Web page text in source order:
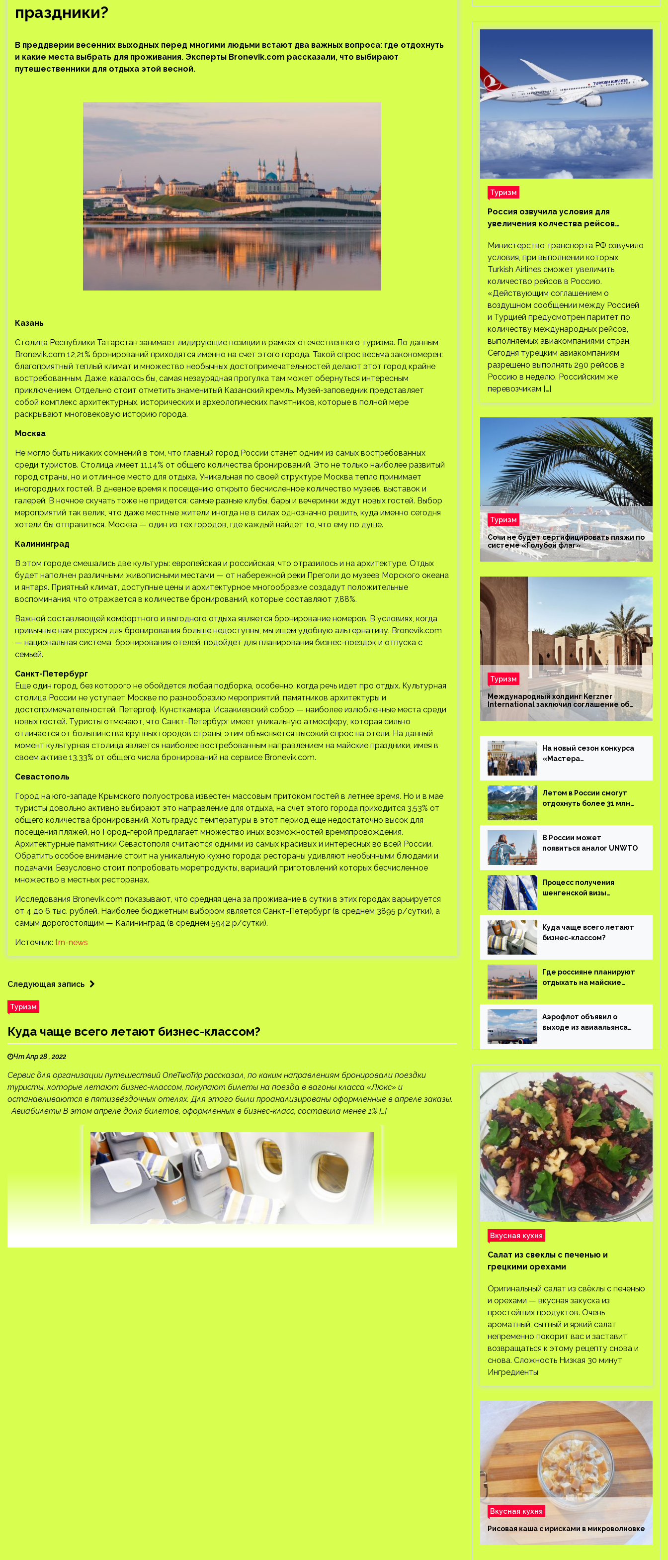
праздники?
В преддверии весенних выходных перед многими людьми встают два важных вопроса: где отдохнуть
и какие места выбрать для проживания. Эксперты Bronevik.com рассказали, что выбирают
путешественники для отдыха этой весной.
Казань
Столица Республики Татарстан занимает лидирующие позиции в рамках отечественного туризма. По данным
Bronevik.com 12,21% бронирований приходятся именно на счет этого города. Такой спрос весьма закономерен:
благоприятный теплый климат и множество необычных достопримечательностей делают этот город крайне
востребованным. Даже, казалось бы, самая незаурядная прогулка там может обернуться интересным
приключением. Отдельно стоит отметить знаменитый Казанский кремль. Музей-заповедник представляет
собой комплекс архитектурных, исторических и археологических памятников, которые в полной мере
раскрывают многовековую историю города.
Москва
Не могло быть никаких сомнений в том, что главный город России станет одним из самых востребованных
среди туристов. Столица имеет 11,14% от общего количества бронирований. Это не только наиболее развитый
город страны, но и отличное место для отдыха. Уникальная по своей структуре Москва тепло принимает
иногородних гостей. В дневное время к посещению открыто бесчисленное количество музеев, выставок и
галерей. В ночное скучать тоже не придется: самые разные клубы, бары и вечеринки ждут новых гостей. Выбор
мероприятий так велик, что даже местные жители иногда не в силах однозначно решить, куда именно сегодня
хотели бы отправиться. Москва — один из тех городов, где каждый найдет то, что ему по душе.
Калининград
В этом городе смешались две культуры: европейская и российская, что отразилось и на архитектуре. Отдых
будет наполнен различными живописными местами — от набережной реки Преголи до музеев Морского океана
и янтаря. Приятный климат, доступные цены и архитектурное многообразие создадут положительные
воспоминания, что отражается в количестве бронирований, которые составляют 7,88%.
Важной составляющей комфортного и выгодного отдыха является бронирование номеров. В условиях, когда
привычные нам ресурсы для бронирования больше недоступны, мы ищем удобную альтернативу. Bronevik.com
— национальная система бронирования отелей, подойдет для планирования бизнес-поездок и отпуска с
семьей.
Санкт-Петербург
Еще один город, без которого не обойдется любая подборка, особенно, когда речь идет про отдых. Культурная
столица России не уступает Москве по разнообразию мероприятий, памятников архитектуры и
достопримечательностей. Петергоф, Кунсткамера, Исаакиевский собор — наиболее излюбленные места среди
новых гостей. Туристы отмечают, что Санкт-Петербург имеет уникальную атмосферу, которая сильно
отличается от большинства крупных городов страны, этим объясняется высокий спрос на отели. На данный
момент культурная столица является наиболее востребованным направлением на майские праздники, имея в
своем активе 13,33% от общего числа бронирований на сервисе Bronevik.com.
Севастополь
Город на юго-западе Крымского полуострова известен массовым притоком гостей в летнее время. Но и в мае
туристы довольно активно выбирают это направление для отдыха, на счет этого города приходится 3,53% от
общего количества бронирований. Хоть градус температуры в этот период еще недостаточно высок для
посещения пляжей, но Город-герой предлагает множество иных возможностей времяпровождения.
Архитектурные памятники Севастополя считаются одними из самых красивых и интересных во всей России.
Обратить особое внимание стоит на уникальную кухню города: рестораны удивляют необычными блюдами и
подачами. Безусловно стоит попробовать морепродукты, вариаций приготовлений которых бесчисленное
множество в местных ресторанах.
Исследования Bronevik.com показывают, что средняя цена за проживание в сутки в этих городах варьируется
от 4 до 6 тыс. рублей. Наиболее бюджетным выбором является Санкт-Петербург (в среднем 3895 р/сутки), а
самым дорогостоящим — Калининград (в среднем 5942 р/сутки).
Источник: trn-news
Следующая запись
Туризм
Куда чаще всего летают бизнес-классом?
Чт Апр 28 , 2022
Сервис для организации путешествий OneTwoTrip рассказал, по каким направлениям бронировали поездки
туристы, которые летают бизнес-классом, покупают билеты на поезда в вагоны класса «Люкс» и
останавливаются в пятизвёздочных отелях. Для этого были проанализированы оформленные в апреле заказы.
Авиабилеты В этом апреле доля билетов, оформленных в бизнес-класс, составила менее 1% […]
Туризм
Россия озвучила условия для
увеличения колчества рейсов
Министерство транспорта РФ озвучило
условия, при выполнении которых
Turkish Airlines сможет увеличить
количество рейсов в Россию.
«Действующим соглашением о
воздушном сообщении между Россией
и Турцией предусмотрен паритет по
количеству международных рейсов,
выполняемых авиакомпаниями стран.
Сегодня турецким авиакомпаниям
разрешено выполнять 290 рейсов в
Россию в неделю. Российским же
перевозчикам […]
Туризм
Сочи не будет сертифицировать пляжи по
системе «Голубой флаг»
Туризм
Международный холдинг Kerzner
International заключил соглашение об
управлении курортом Bab Al Shams Desert
Resort в Дубае
На новый сезон конкурса
«Мастера
поступило более 36 тысяч
заявок
Летом в России смогут
отдохнуть более 31 млн
В России может
появиться аналог UNWTO
Процесс получения
шенгенской визы
Куда чаще всего летают
бизнес-классом?
Где россияне планируют
отдыхать на майские
Аэрофлот объявил о
выходе из авиаальянса
Вкусная кухня
Салат из свеклы с печенью и
грецкими орехами
Оригинальный салат из свёклы с печенью
и орехами — вкусная закуска из
простейших продуктов. Очень
ароматный, сытный и яркий салат
непременно покорит вас и заставит
возвращаться к этому рецепту снова и
снова. Сложность Низкая 30 минут
Ингредиенты
Вкусная кухня
Рисовая каша с ирисками в микроволновке